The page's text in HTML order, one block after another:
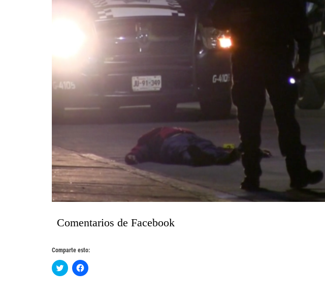
Comentarios de Facebook
Comparte esto:
Haz
clic
Haz
clic